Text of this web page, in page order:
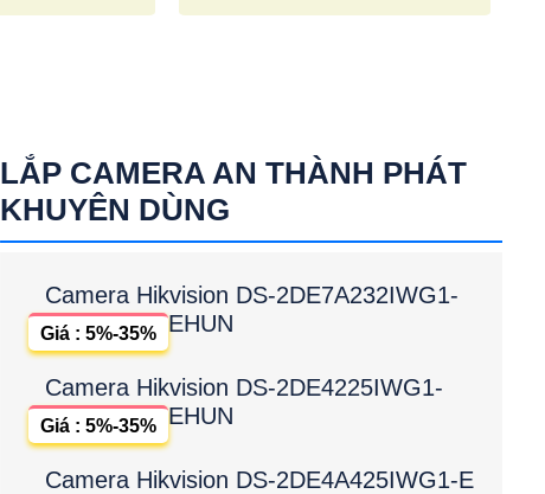
LẮP CAMERA AN THÀNH PHÁT
KHUYÊN DÙNG
Camera Hikvision DS-2DE7A232IWG1-
EHUN
Giá : 5%-35%
Camera Hikvision DS-2DE4225IWG1-
EHUN
Giá : 5%-35%
Camera Hikvision DS-2DE4A425IWG1-E